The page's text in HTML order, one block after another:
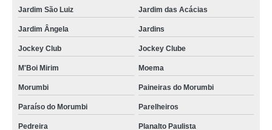
Jardim São Luiz Jardim das Acácias
Jardim Ângela Jardins
Jockey Club Jockey Clube
M'Boi Mirim Moema
Morumbi Paineiras do Morumbi
Paraíso do Morumbi Parelheiros
Pedreira Planalto Paulista